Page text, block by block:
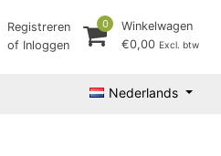
Registreren
of Inloggen
0
Winkelwagen
€0,00 Excl. btw
Nederlands